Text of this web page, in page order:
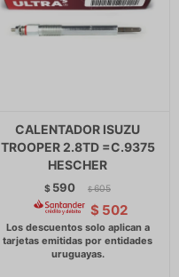
CALENTADOR ISUZU
TROOPER 2.8TD =C.9375
HESCHER
$ 590 $ 605
$ 502